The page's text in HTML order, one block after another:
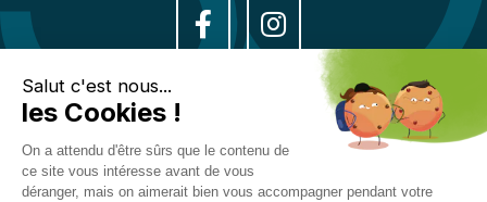
Facebook
Politique de confidentialité Mentions légales
Salut c'est nous...
les Cookies !
On a attendu d'être sûrs que le contenu de
ce site vous intéresse avant de vous
déranger, mais on aimerait bien vous accompagner pendant votre